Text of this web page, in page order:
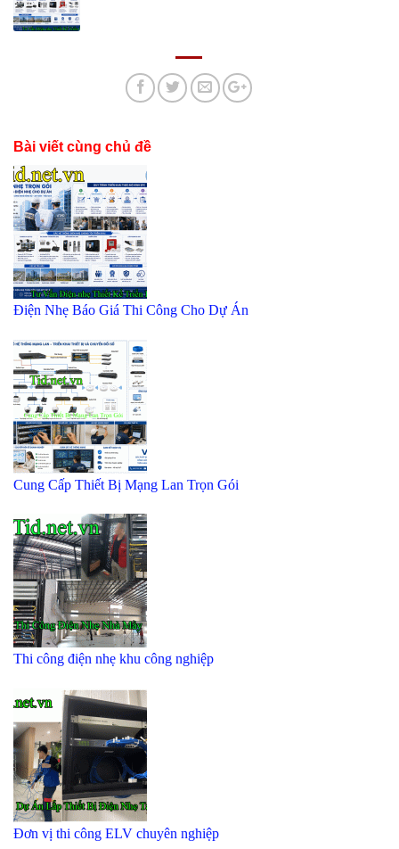
Bài viết cùng chủ đề
Điện Nhẹ Báo Giá Thi Công Cho Dự Án
Cung Cấp Thiết Bị Mạng Lan Trọn Gói
Thi công điện nhẹ khu công nghiệp
Đơn vị thi công ELV chuyên nghiệp